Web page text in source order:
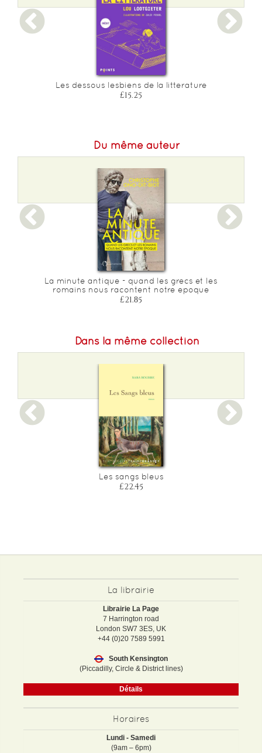
Les dessous lesbiens de la litterature
£15.25
Du même auteur
La minute antique - quand les grecs et les
romains nous racontent notre epoque
£21.85
Dans la même collection
Les sangs bleus
£22.45
La librairie
Librairie La Page
7 Harrington road
London SW7 3ES, UK
+44 (0)20 7589 5991
South Kensington
(Piccadilly, Circle & District lines)
Détails
Horaires
Lundi - Samedi
(9am – 6pm)